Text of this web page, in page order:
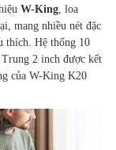
W-King, loa
mang nhiều nét đặc
thích. Hệ thống 10
2 inch được kết
của W-King K20